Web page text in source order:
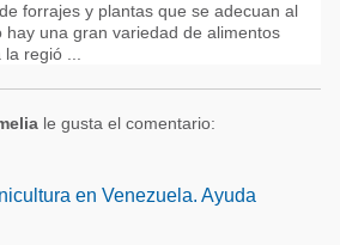
forrajes y plantas que se adecuan al
hay una gran variedad de alimentos
regió ...
le gusta el comentario:
en Venezuela. Ayuda